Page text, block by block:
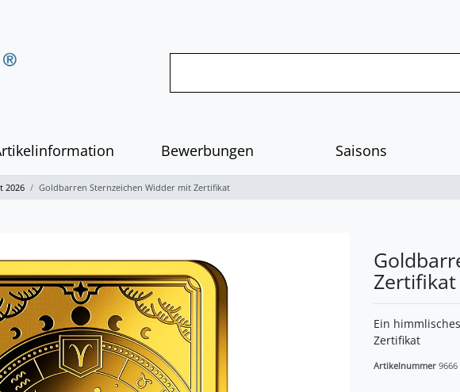
Bewerbungen Saisons
2026 Goldbarren Sternzeichen Widder mit Zertifikat
Zertifikat
Ein
Zertifikat
Artikelnummer 9666